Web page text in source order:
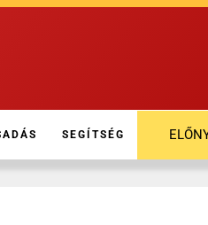
SEGÍTSÉG